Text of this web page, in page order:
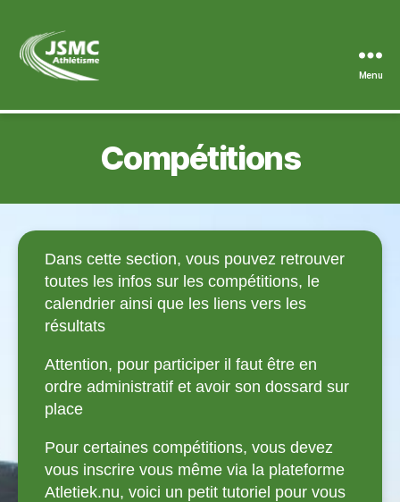
Menu
Compétitions
Dans cette section, vous pouvez retrouver
toutes les infos sur les compétitions, le
calendrier ainsi que les liens vers les
résultats
Attention, pour participer il faut être en
ordre administratif et avoir son dossard sur
place
Pour certaines compétitions, vous devez
vous inscrire vous même via la plateforme
Atletiek.nu, voici un petit tutoriel pour vous